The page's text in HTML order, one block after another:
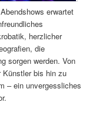
erwartet
herzlicher
die
sorgen werden. Von
Künstler bis hin zu
– ein unvergessliches